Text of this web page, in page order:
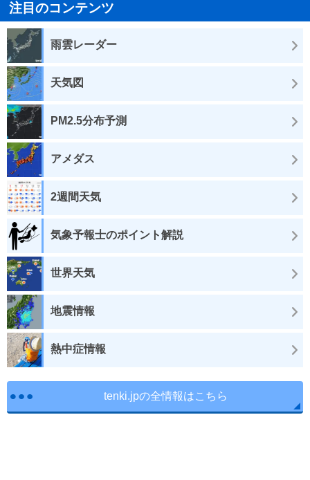
注目のコンテンツ
雨雲レーダー
天気図
PM2.5分布予測
アメダス
2週間天気
気象予報士のポイント解説
世界天気
地震情報
熱中症情報
tenki.jpの全情報はこちら